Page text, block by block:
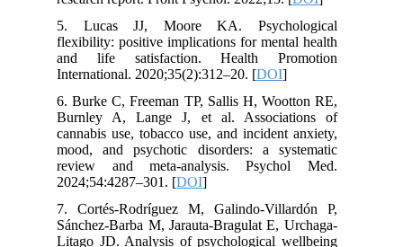
5. Lucas JJ, Moore KA. Psychological
flexibility: positive implications for mental health
and life satisfaction. Health Promotion
International. 2020;35(2):312–20. [DOI
6. Burke C, Freeman TP, Sallis H, Wootton RE,
Burnley A, Lange J, et al. Associations of
cannabis use, tobacco use, and incident anxiety,
mood, and psychotic disorders: a systematic
review and meta-analysis. Psychol Med.
2024;54:4287–301. [DOI
7. Cortés-Rodríguez M, Galindo-Villardón P,
Sánchez-Barba M, Jarauta-Bragulat E, Urchaga-
Litago JD. Analysis of psychological wellbeing